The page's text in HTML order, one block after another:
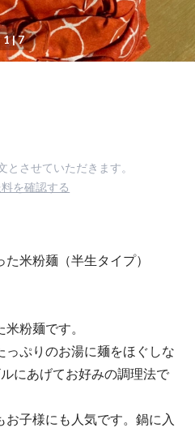
1| 7
とさせていただきます。
料を確認する
米粉麺（半生タイプ）
粉麺です。
っぷりのお湯に麺をほぐしな
にあげてお好みの調理法で
子様にも人気です。鍋に入